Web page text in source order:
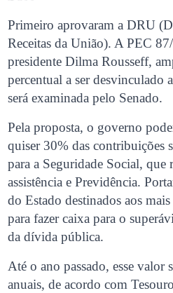
Primeiro aprovaram a DRU
Receitas da União). A PEC
presidente Dilma Rousseff,
percentual a ser desvinculado
será examinada pelo Senado.
Pela proposta, o governo
quiser 30% das contribuições
para a Seguridade Social, que
assistência e Previdência.
do Estado destinados aos mais
para fazer caixa para o
da dívida pública.
Até o ano passado, esse
anuais, de acordo com